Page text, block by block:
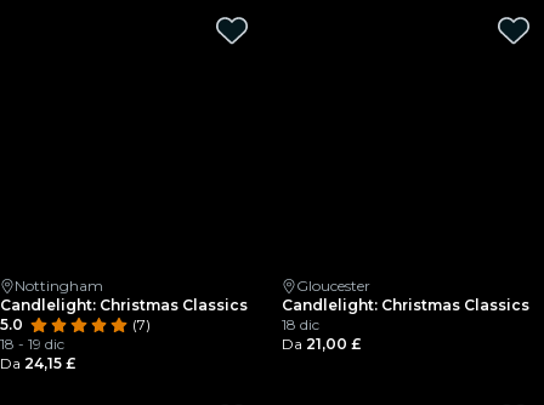
Nottingham
Candlelight: Christmas Classics
5.0
(7)
18 - 19 dic
Da 24,15 £
Gloucester
Candlelight: Christmas Classics
18 dic
Da 21,00 £